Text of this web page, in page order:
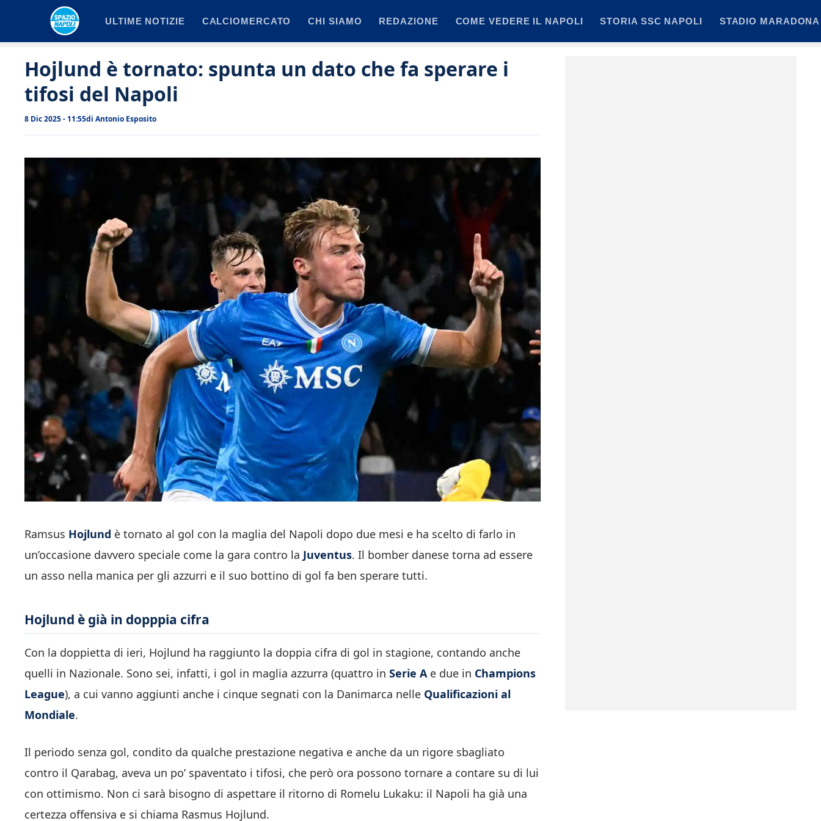
ULTIME NOTIZIE CALCIOMERCATO CHI SIAMO REDAZIONE COME VEDERE IL NAPOLI STORIA SSC NAPOLI STADIO MARADONA
Hojlund è tornato: spunta un dato che fa sperare i
tifosi del Napoli
8 Dic 2025 - 11:55di Antonio Esposito
Ramsus Hojlund è tornato al gol con la maglia del Napoli dopo due mesi e ha scelto di farlo in
un’occasione davvero speciale come la gara contro la Juventus. Il bomber danese torna ad essere
un asso nella manica per gli azzurri e il suo bottino di gol fa ben sperare tutti.
Hojlund è già in dopppia cifra
Con la doppietta di ieri, Hojlund ha raggiunto la doppia cifra di gol in stagione, contando anche
quelli in Nazionale. Sono sei, infatti, i gol in maglia azzurra (quattro in Serie A e due in Champions
League), a cui vanno aggiunti anche i cinque segnati con la Danimarca nelle Qualificazioni al
Mondiale.
Il periodo senza gol, condito da qualche prestazione negativa e anche da un rigore sbagliato
contro il Qarabag, aveva un po’ spaventato i tifosi, che però ora possono tornare a contare su di lui
con ottimismo. Non ci sarà bisogno di aspettare il ritorno di Romelu Lukaku: il Napoli ha già una
certezza offensiva e si chiama Rasmus Hojlund.